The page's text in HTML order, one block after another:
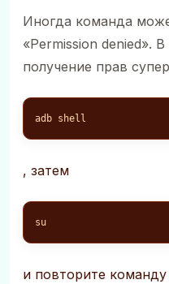
Иногда команда
«Permission denied».
получение прав
adb shell
, затем
su
и повторите